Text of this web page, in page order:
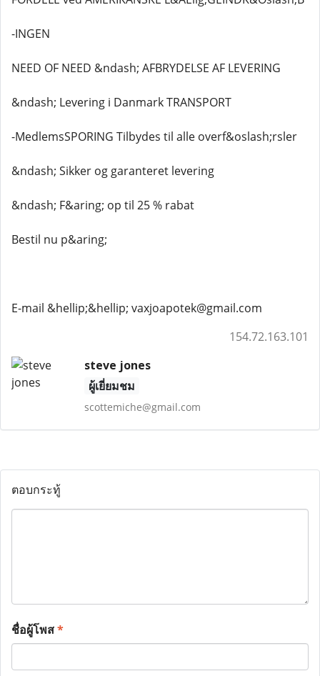
-INGEN
NEED OF NEED &ndash; AFBRYDELSE AF LEVERING
&ndash; Levering i Danmark TRANSPORT
-MedlemsSPORING Tilbydes til alle overf&oslash;rsler
&ndash; Sikker og garanteret levering
&ndash; F&aring; op til 25 % rabat
Bestil nu p&aring;
E-mail &hellip;&hellip; vaxjoapotek@gmail.com
154.72.163.101
steve jones
ผู้เยี่ยมชม
scottemiche@gmail.com
ตอบกระทู้
ชื่อผู้โพส*